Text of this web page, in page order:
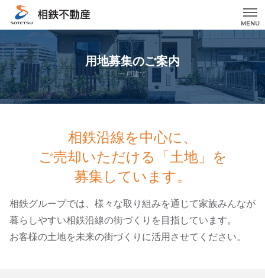
MENU
用地募集のご案内
一戸建て
相鉄沿線を中心に、
ご売却いただける「土地」を
募集しています。
相鉄グループでは、様々な取り組みを通じて家族みんなが
暮らしやすい相鉄沿線の街づくりを目指しています。
お客様の土地を未来の街づくりに活用させてください。